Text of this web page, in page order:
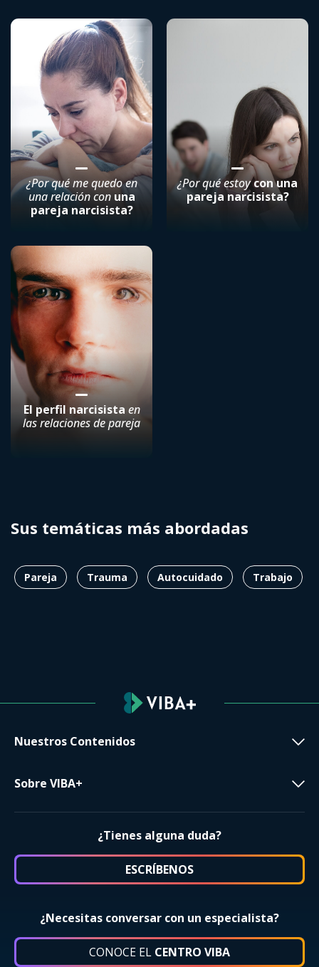
¿Por qué me quedo en
una relación con una
pareja narcisista?
¿Por qué estoycon una
pareja narcisista?
El perfil narcisista en
las relaciones de pareja
Sus temáticas más abordadas
Pareja Trauma Autocuidado Trabajo
Nuestros Contenidos
Sobre VIBA+
¿Tienes alguna duda?
ESCRÍBENOS
¿Necesitas conversar con un especialista?
CONOCE EL CENTRO VIBA